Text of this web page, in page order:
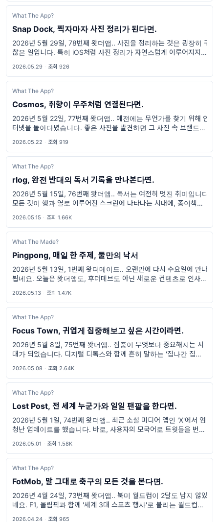
What The App?
Snap Dock, 찍자마자 사진 정리가 된다면.
2026년 5월 29일, 78번째 왓더앱.. 사진을 정리하는 것은 굉장히 귀
찮은 일입니다. 특히 iOS처럼 사진 정리가 자연스럽게 이루어지지 않
국 여러 주제의
2026.05.29 · 조회 926
What The App?
Cosmos, 취향이 우주처럼 연결된다면.
2026년 5월 22일, 77번째 왓더앱.. 예전에는 무언가를 찾기 위해 인
터넷을 돌아다녔습니다. 좋은 사진을 발견하면 그 사진 속 브랜드나
견을 하기도 했죠.
2026.05.22 · 조회 919
What The App?
rlog, 완전 반대의 독서 기록을 만나본다면.
2026년 5월 15일, 76번째 왓더앱.. 독서는 여전히 멋진 취미입니다.
모든 것이 행과 열로 이루어진 스크린에 나타나는 시대에, 종이책을
속하기 어려운
2026.05.15 · 조회 1.66K
What The Made?
Pingpong, 매일 한 주제, 둘만의 낙서
2026년 5월 13일, 1번째 왓더메이드.. 오랜만에 다시 수요일에 만나
뵙네요. 오늘은 왓더앱도, 후더데브도 아닌 새로운 컨텐츠로 인사드
꾸려가는 팀은
2026.05.13 · 조회 1.47K
What The App?
Focus Town, 귀엽게 집중해보고 싶은 시간이라면.
2026년 5월 8일, 75번째 왓더앱.. 집중이 무엇보다 중요해지는 시
대가 되었습니다. 디지털 디톡스와 함께 흔히 말하는 '집나간 집중
한 스크린타임 앱과,
2026.05.08 · 조회 2.64K
What The App?
Lost Post, 전 세계 누군가와 일일 팬팔을 한다면.
2026년 5월 1일, 74번째 왓더앱.. 최근 소셜 미디어 앱인 'X'에서 엄
청난 업데이트를 했습니다. 바로, 사용자의 모국어로 트윗들을 번역
했지만, 이
2026.05.01 · 조회 1.58K
What The App?
FotMob, 말 그대로 축구의 모든 것을 본다면.
2026년 4월 24일, 73번째 왓더앱.. 북미 월드컵이 2달도 남지 않았
네요. F1, 올림픽과 함께 '세계 3대 스포츠 행사'로 불리는 월드컵은
2026.04.24 · 조회 965